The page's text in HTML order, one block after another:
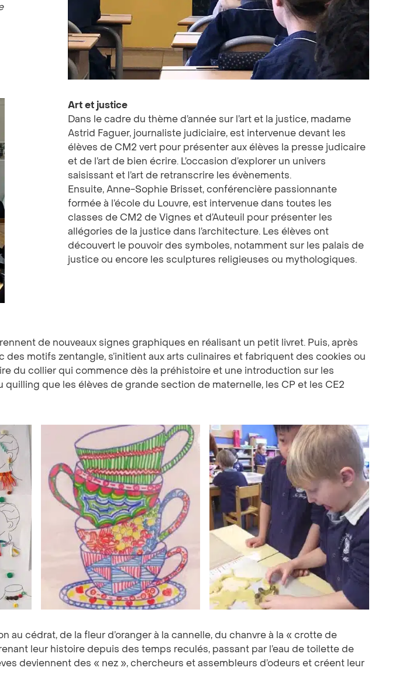
Art et justice
Dans le cadre du thème d’année sur l’art et la justice, madame
Astrid Faguer, journaliste judiciaire, est intervenue devant les
élèves de CM2 vert pour présenter aux élèves la presse judicaire
et de l’art de bien écrire. L’occasion d’explorer un univers
saisissant et l’art de retranscrire les évènements.
Ensuite, Anne-Sophie Brisset, conférencière passionnante
formée à l’école du Louvre, est intervenue dans toutes les
classes de CM2 de Vignes et d’Auteuil pour présenter les
allégories de la justice dans l’architecture. Les élèves ont
découvert le pouvoir des symboles, notamment sur les palais de
justice ou encore les sculptures religieuses ou mythologiques.
de nouveaux signes graphiques en réalisant un petit livret. Puis, après
motifs zentangle, s’initient aux arts culinaires et fabriquent des cookies ou
du collier qui commence dès la préhistoire et une introduction sur les
que les élèves de grande section de maternelle, les CP et les CE2
au cédrat, de la fleur d’oranger à la cannelle, du chanvre à la « crotte de
leur histoire depuis des temps reculés, passant par l’eau de toilette de
deviennent des « nez », chercheurs et assembleurs d’odeurs et créent leur